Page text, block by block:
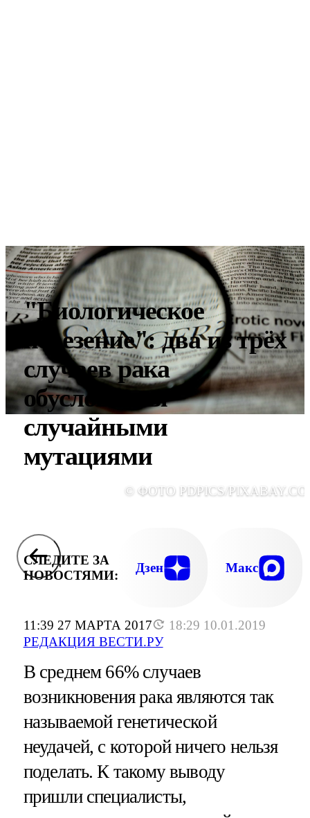
11:39 27 МАРТА 2017
18:29 10.01.2019
РЕДАКЦИЯ ВЕСТИ.РУ
"Биологическое
невезение": два из трёх
случаев рака
обусловлены
случайными
мутациями
© ФОТО PDPICS/
СЛЕДИТЕ ЗА
НОВОСТЯМИ:
Дзен Макс
В среднем 66% случаев
возникновения рака являются так
называемой генетической
неудачей, с которой ничего нельзя
поделать. К такому выводу
пришли специалисты,